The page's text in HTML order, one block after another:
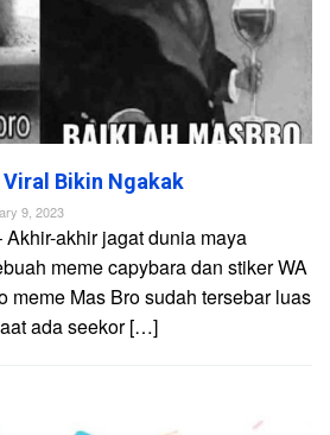
Bikin Ngakak
9, 2023
akhir jagat dunia maya
meme capybara dan stiker WA
meme Mas Bro sudah tersebar luas
ada seekor […]